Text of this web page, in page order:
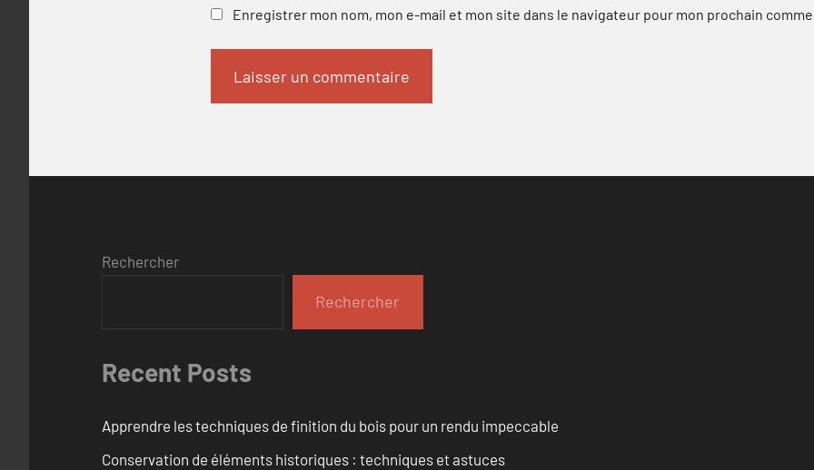
Enregistrer mon nom, mon e-mail et mon site dans le navigateur pour mon prochain
Rechercher
Rechercher
Recent Posts
Apprendre les techniques de finition du bois pour un rendu impeccable
Conservation de éléments historiques : techniques et astuces